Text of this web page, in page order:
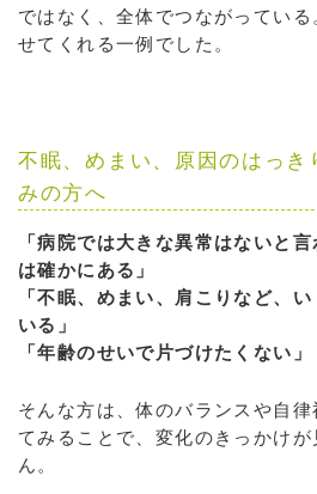
ではなく、全体でつながってい
せてくれる一例でした。
不眠、めまい、原因のはっき
みの方へ
「病院では大きな異常はないと
は確かにある」
「不眠、めまい、肩こりなど、
いる」
「年齢のせいで片づけたくない」
そんな方は、体のバランスや自
てみることで、変化のきっかけ
ん。